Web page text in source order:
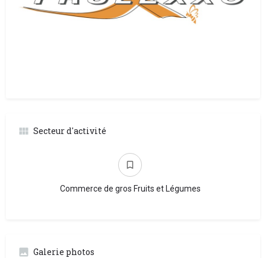
Secteur d'activité
Commerce de gros Fruits et Légumes
Galerie photos